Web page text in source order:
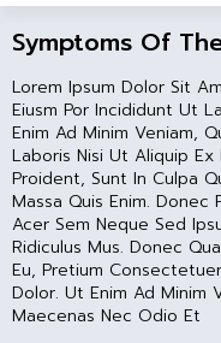
Symptoms Of
Lorem Ipsum Dolor Sit
Eiusm Por Incididunt Ut
Enim Ad Minim Veniam,
Laboris Nisi Ut Aliquip
Proident, Sunt In Culpa
Massa Quis Enim. Donec
Acer Sem Neque Sed
Ridiculus Mus. Donec
Eu, Pretium
Dolor. Ut Enim Ad Minim
Maecenas Nec Odio Et